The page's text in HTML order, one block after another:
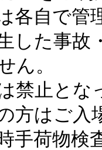
各自で
した事
ん。
禁止と
方はご
手荷物